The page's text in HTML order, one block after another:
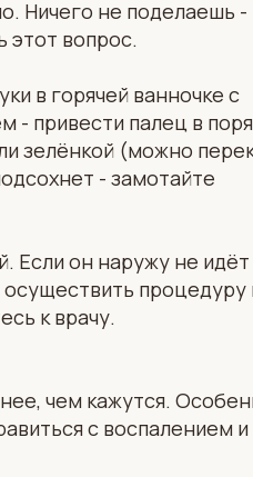
Ничего не поделаешь -
этот вопрос.
в горячей ванночке с
- привести палец в
зелёнкой (можно
- замотайте
Если он наружу не
процедуру
к врачу.
чем кажутся.
с воспалением и